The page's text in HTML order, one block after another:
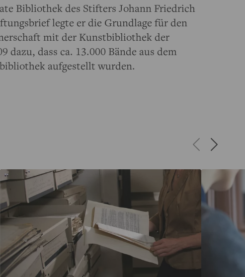
Bibliothek des Stifters Johann Friedrich
legte er die Grundlage für den
mit der Kunstbibliothek der
dass ca. 13.000 Bände aus dem
aufgestellt wurden.